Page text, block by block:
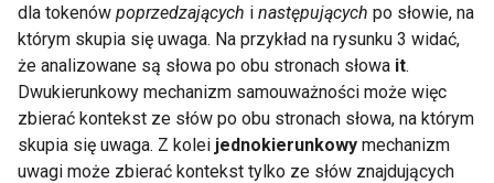
dla tokenów poprzedzających i następujących po słowie, na
którym skupia się uwaga. Na przykład na rysunku 3 widać,
że analizowane są słowa po obu stronach słowa it.
Dwukierunkowy mechanizm samouważności może więc
zbierać kontekst ze słów po obu stronach słowa, na którym
skupia się uwaga. Z kolei jednokierunkowy mechanizm
uwagi może zbierać kontekst tylko ze słów znajdujących